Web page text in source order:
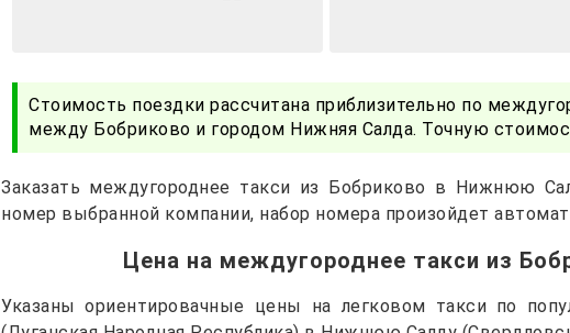
Стоимость поездки рассчитана приблизительно по
между Бобриково и городом Нижняя Салда. Точную
Заказать междугороднее такси из Бобриково в Нижнюю
номер выбранной компании, набор номера произойдет
Цена на междугороднее такси из
Указаны ориентировачные цены на легковом такси по